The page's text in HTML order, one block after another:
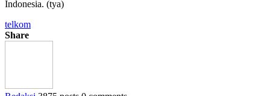
Indonesia. (tya)
telkom
Share